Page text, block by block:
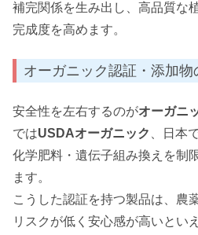
補完関係を生み出し、高品質な
完成度を高めます。
オーガニック認証・添加
安全性を左右するのがオーガニ
ではUSDAオーガニック 、日本
化学肥料・遺伝子組み換えを制
ます。
こうした認証を持つ製品は、農
リスクが低く安心感が高いとい